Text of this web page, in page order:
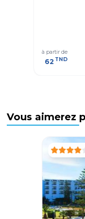
à partir de
62 TND
Vous aimerez